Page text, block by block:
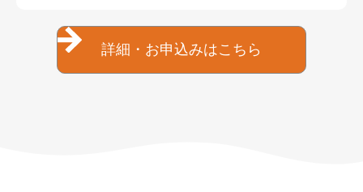
詳細・お申込みはこちら